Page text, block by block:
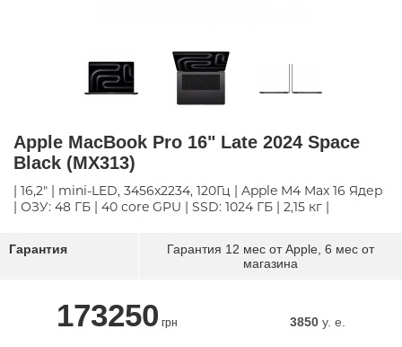
Apple MacBook Pro 16" Late 2024 Space
Black (MX313)
| 16,2" | mini-LED, 3456x2234, 120Гц | Apple M4 Max 16 Ядер
| ОЗУ: 48 ГБ | 40 core GPU | SSD: 1024 ГБ | 2,15 кг |
Гарантия
Гарантия 12 мес от Apple, 6 мес от
магазина
173250 грн 3850 y. e.